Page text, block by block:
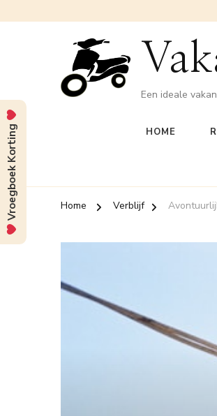
Een ideale
HOME
Home Verblijf
Vroegboek Korting